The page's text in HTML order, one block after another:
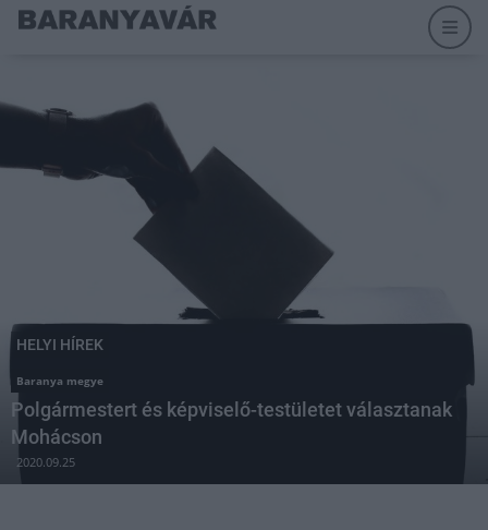
HELYI HÍREK
Baranya megye
Polgármestert és képviselő-testületet választanak
Mohácson
2020.09.25